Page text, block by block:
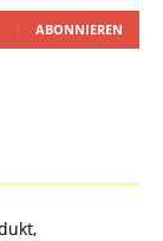
ABONNIEREN